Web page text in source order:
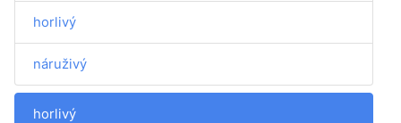
horlivý
náruživý
horlivý